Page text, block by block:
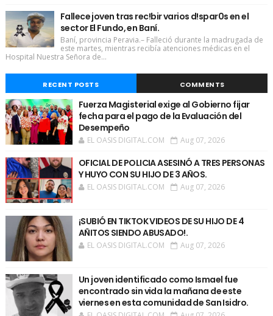
Fallece joven tras rec!bir varios d!spar0s en el
sector El Fundo, en Baní.
Baní, provincia Peravia.– Falleció durante la madrugada de
este martes, mientras recibía atenciones médicas en el
Hospital Nuestra Señora de...
RECENT POSTS COMMENTS
Fuerza Magisterial exige al Gobierno fijar
fecha para el pago de la Evaluación del
Desempeño
EL OASIS DIGITAL.COM Aug 07, 2026
OFICIAL DE POLICIA ASESINÓ A TRES PERSONAS
Y HUYO CON SU HIJO DE 3 AÑOS.
EL OASIS DIGITAL.COM Aug 07, 2026
¡SUBIÓ EN TIKTOK VIDEOS DE SU HIJO DE 4
AÑITOS SIENDO ABUSADO!.
EL OASIS DIGITAL.COM Aug 07, 2026
Un joven identificado como Ismael fue
encontrado sin vida la mañana de este
viernes en esta comunidad de San Isidro.